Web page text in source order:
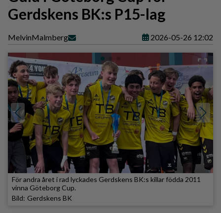
Gerdskens BK:s P15-lag
MelvinMalmberg 2026-05-26 12:02
För andra året i rad lyckades Gerdskens BK:s killar födda 2011
vinna Göteborg Cup.
Gerdskens BK